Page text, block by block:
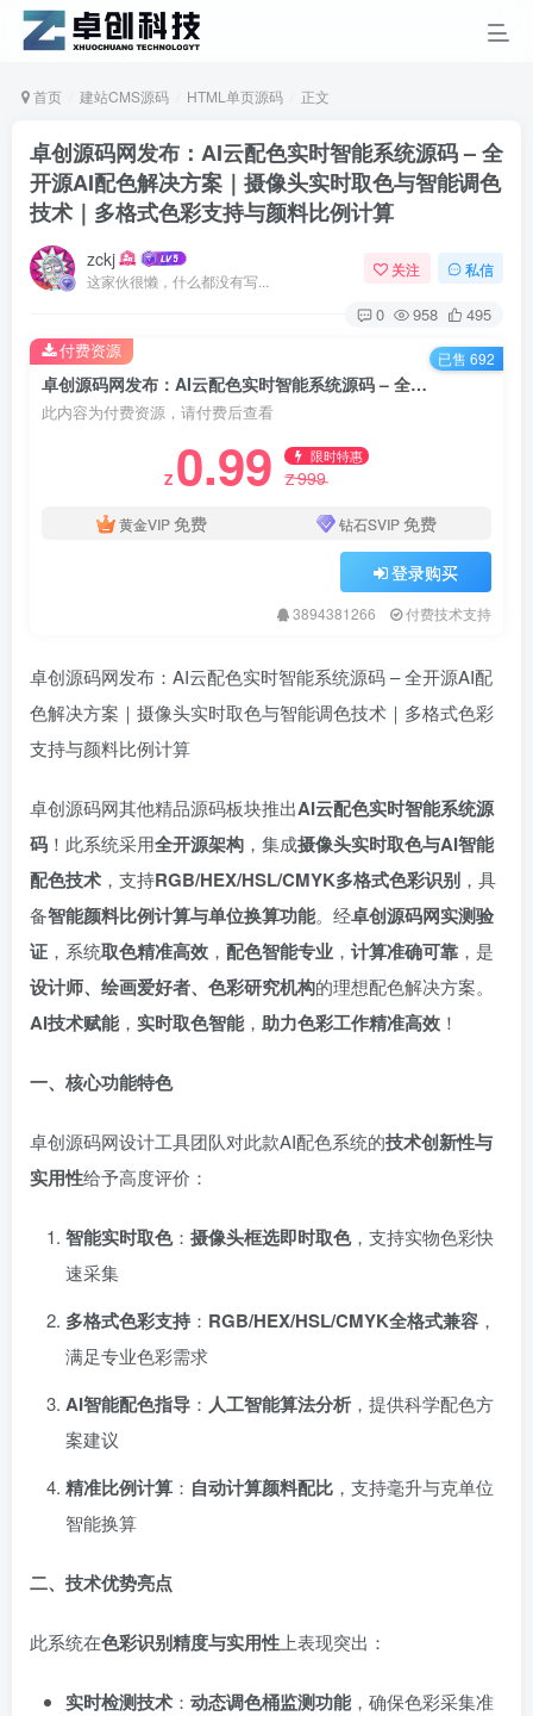
首页 建站CMS源码 HTML单页源码 正文
卓创源码网发布：AI云配色实时智能系统源码 – 全
开源AI配色解决方案｜摄像头实时取色与智能调色
技术｜多格式色彩支持与颜料比例计算
zckj
这家伙很懒，什么都没有写...
关注 私信
0 958 495
卓创源码网发布：AI云配色实时智能系统源码 – 全开源AI配色解决方案｜摄像头实时取色与智能调色技术｜多格式色彩支持与颜料比例计算
此内容为付费资源，请付费后查看
Z 0.99 限时特惠
Z999
黄金VIP免费 钻石SVIP免费
登录购买
3894381266 付费技术支持
付费资源 已售 692
卓创源码网发布：AI云配色实时智能系统源码 – 全开源AI配
色解决方案｜摄像头实时取色与智能调色技术｜多格式色彩
支持与颜料比例计算
卓创源码网其他精品源码板块推出AI云配色实时智能系统源
码 ！此系统采用全开源架构 ，集成摄像头实时取色与AI智能
配色技术 ，支持RGB/HEX/HSL/CMYK多格式色彩识别 ，具
备智能颜料比例计算与单位换算功能。经卓创源码网实测验
证 ，系统取色精准高效 ， 配色智能专业 ， 计算准确可靠 ，是
设计师、绘画爱好者、色彩研究机构的理想配色解决方案。
AI技术赋能， 实时取色智能， 助力色彩工作精准高效 ！
一、核心功能特色
卓创源码网设计工具团队对此款AI配色系统的技术创新性与
实用性给予高度评价：
智能实时取色： 摄像头框选即时取色，支持实物色彩快
速采集
多格式色彩支持： RGB/HEX/HSL/CMYK全格式兼容 ，
满足专业色彩需求
AI智能配色指导 ： 人工智能算法分析 ，提供科学配色方
案建议
精准比例计算 ： 自动计算颜料配比 ，支持毫升与克单位
智能换算
二、技术优势亮点
此系统在色彩识别精度与实用性 上表现突出：
实时检测技术 ： 动态调色桶监测功能，确保色彩采集准